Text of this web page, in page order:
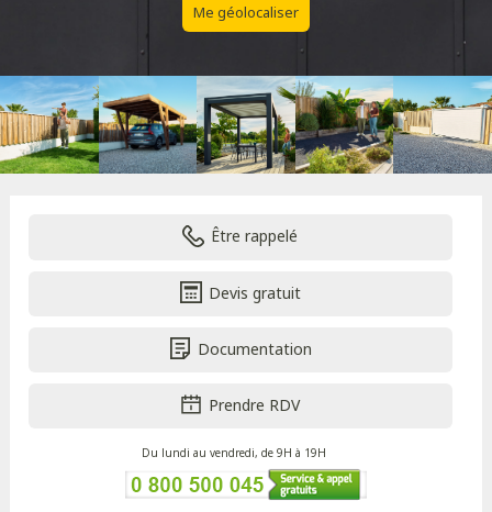
Me géolocaliser
Être rappelé
Devis gratuit
Documentation
Prendre RDV
Du lundi au vendredi, de 9H à 19H